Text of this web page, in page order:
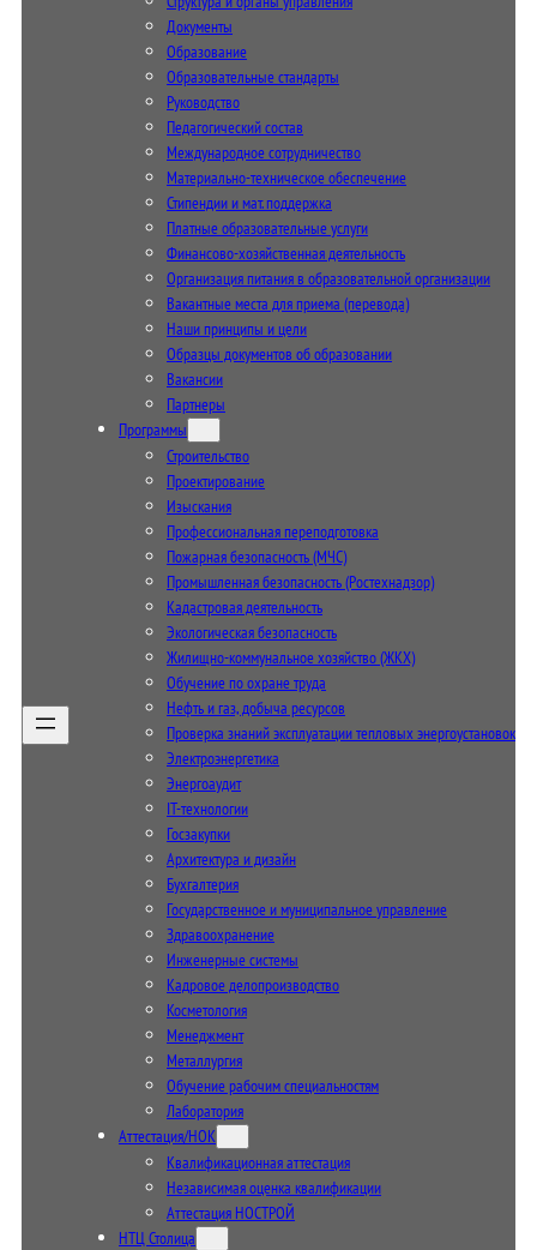
Документы
Образование
Образовательные стандарты
Руководство
Педагогический состав
Международное сотрудничество
Материально-техническое обеспечение
Стипендии и мат. поддержка
Платные образовательные услуги
Финансово-хозяйственная деятельность
Организация питания в образовательной организации
Вакантные места для приема (перевода)
Наши принципы и цели
Образцы документов об образовании
Вакансии
Партнеры
Программы
Строительство
Проектирование
Изыскания
Профессиональная переподготовка
Пожарная безопасность (МЧС)
Промышленная безопасность (Ростехнадзор)
Кадастровая деятельность
Экологическая безопасность
Жилищно-коммунальное хозяйство (ЖКХ)
Обучение по охране труда
Нефть и газ, добыча ресурсов
Проверка знаний эксплуатации тепловых энергоустановок
Электроэнергетика
Энергоаудит
IT-технологии
Госзакупки
Архитектура и дизайн
Бухгалтерия
Государственное и муниципальное управление
Здравоохранение
Инженерные системы
Кадровое делопроизводство
Косметология
Менеджмент
Металлургия
Обучение рабочим специальностям
Лаборатория
Аттестация/НОК
Квалификационная аттестация
Независимая оценка квалификации
Аттестация НОСТРОЙ
НТЦ Столица